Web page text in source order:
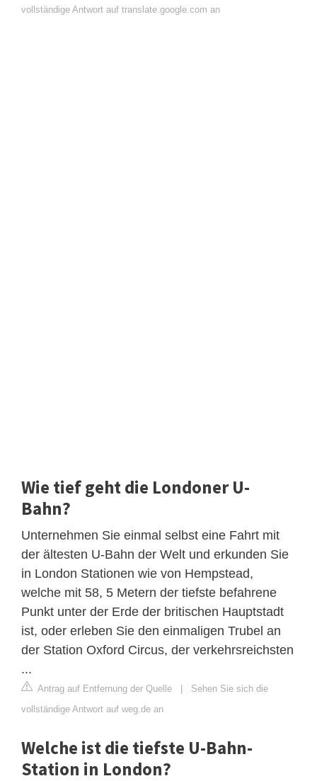
vollständige Antwort auf translate.google.com an
Wie tief geht die Londoner U-
Bahn?
Unternehmen Sie einmal selbst eine Fahrt mit
der ältesten U-Bahn der Welt und erkunden Sie
in London Stationen wie von Hempstead,
welche mit 58, 5 Metern der tiefste befahrene
Punkt unter der Erde der britischen Hauptstadt
ist, oder erleben Sie den einmaligen Trubel an
der Station Oxford Circus, der verkehrsreichsten
...
Antrag auf Entfernung der Quelle | Sehen Sie sich die
vollständige Antwort auf weg.de an
Welche ist die tiefste U-Bahn-
Station in London?